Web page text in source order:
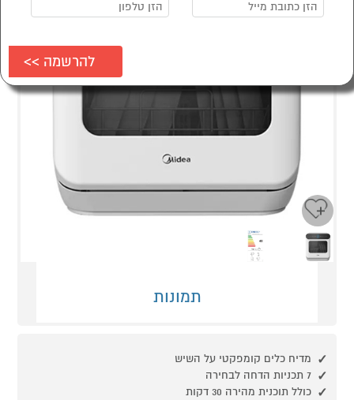
תמונות
מדיח כלים קומפקטי על השיש
7 תכניות הדחה לבחירה
כולל תוכנית מהירה 30 דקות